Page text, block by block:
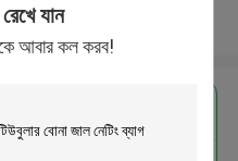
যান
আবার কল করব!